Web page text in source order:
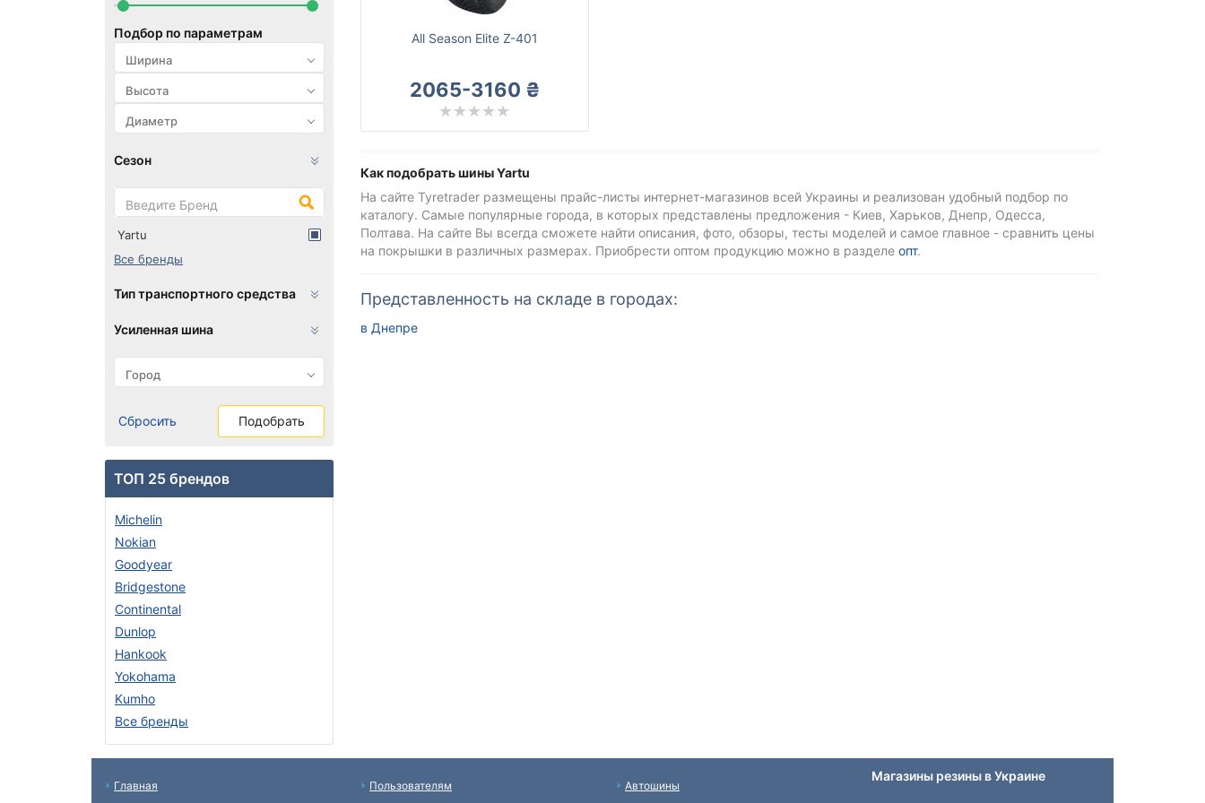
All Season Elite Z-401
2065-3160 ₴
Как подобрать шины Yartu
На сайте Tyretrader размещены прайс-листы интернет-магазинов всей Украины и реализован удобный подбор по
каталогу. Самые популярные города, в которых представлены предложения - Киев, Харьков, Днепр, Одесса,
Полтава. На сайте Вы всегда сможете найти описания, фото, обзоры, тесты моделей и самое главное - сравнить цены
на покрышки в различных размерах. Приобрести оптом продукцию можно в разделе опт.
Представленность на складе в городах:
в Днепре
Подбор по параметрам
Сезон
Yartu
Все бренды
Тип транспортного средства
Усиленная шина
Сбросить Подобрать
ТОП 25 брендов
Michelin
Nokian
Goodyear
Bridgestone
Continental
Dunlop
Hankook
Yokohama
Kumho
Все бренды
Главная Пользователям Автошины
Магазины резины в Украине